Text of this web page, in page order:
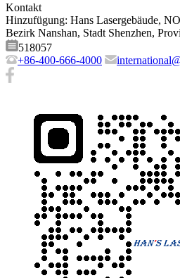
Kontakt
Hinzufügung: Hans Lasergebäude,
Bezirk Nanshan, Stadt Shenzhen,
518057
+86-400-666-4000